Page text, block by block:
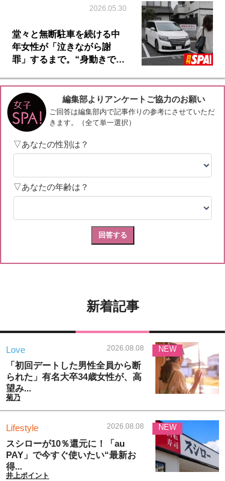
2026.05.30
堂々と無断駐車を続ける中
年女性が「泣きながら謝
罪」するまで。“身動きで…
新着記事
Love 2026.08.08
「初回デートした男性全員から断
られた」有名大卒34歳女性が、高
望み...
菊乃
NEW
Lifestyle 2026.08.08
スシローが10％還元に！「au
PAY」で今すぐ使いたい“最新お
得...
井上ポイント
NEW